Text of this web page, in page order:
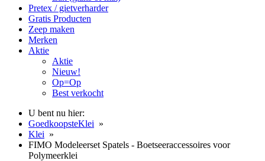
Pretex / gietverharder
Gratis Producten
Zeep maken
Merken
Aktie
Aktie
Nieuw!
Op=Op
Best verkocht
U bent nu hier:
GoedkoopsteKlei »
Klei »
FIMO Modeleerset Spatels - Boetseeraccessoires voor
Polymeerklei